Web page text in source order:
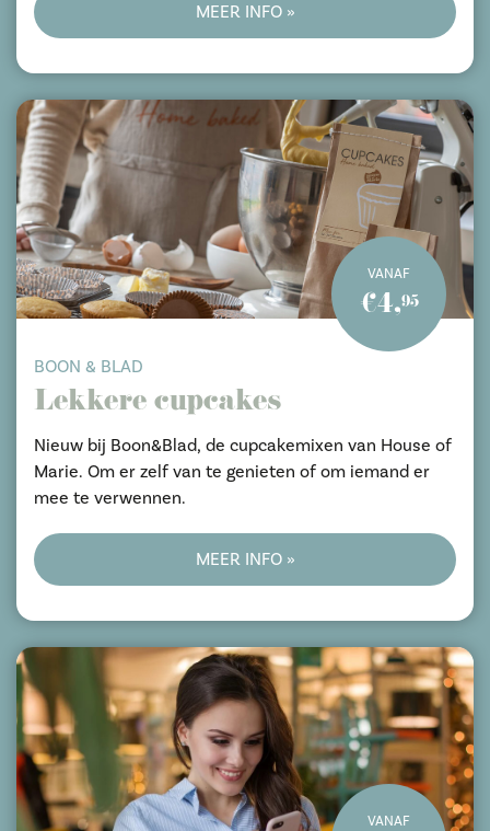
MEER INFO »
VANAF
€4,95
BOON & BLAD
Lekkere cupcakes
Nieuw bij Boon&Blad, de cupcakemixen van House of
Marie. Om er zelf van te genieten of om iemand er
mee te verwennen.
MEER INFO »
VANAF